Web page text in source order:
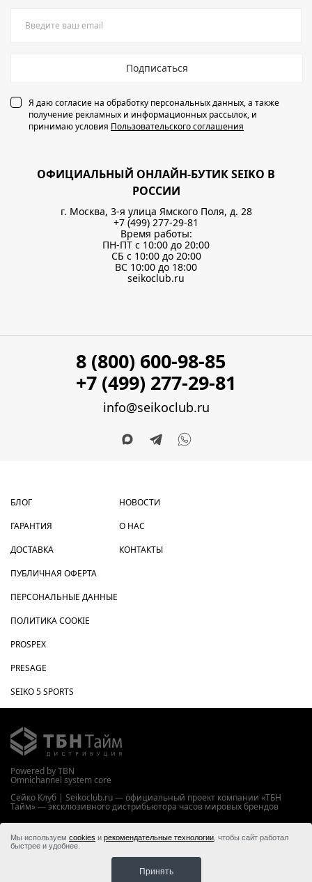
Подписаться
Я даю согласие на обработку персональных данных, а также
получение рекламных и информационных рассылок, и
принимаю условия Пользовательского соглашения
ОФИЦИАЛЬНЫЙ ОНЛАЙН-БУТИК SEIKO В
РОССИИ
г. Москва, 3-я улица Ямского Поля, д. 28
+7 (499) 277-29-81
Время работы:
ПН-ПТ с 10:00 до 20:00
СБ с 10:00 до 20:00
ВС 10:00 до 18:00
seikoclub.ru
8 (800) 600-98-85
+7 (499) 277-29-81
info@seikoclub.ru
БЛОГ
ГАРАНТИЯ
ДОСТАВКА
НОВОСТИ
О НАС
КОНТАКТЫ
ПУБЛИЧНАЯ ОФЕРТА
ПЕРСОНАЛЬНЫЕ ДАННЫЕ
ПОЛИТИКА COOKIE
PROSPEX
PRESAGE
SEIKO 5 SPORTS
Powered by TBN
Omnichannel system core
Сейко Клуб | Seikoclub.ru — официальный проект компании «ТБН
Тайм» — эксклюзивного дистрибьютора часов мировых брендов
© 2026 ООО “ТБН Тайм”
Мы используем cookies и рекомендательные технологии , чтобы сайт работал
быстрее и удобнее.
Принять